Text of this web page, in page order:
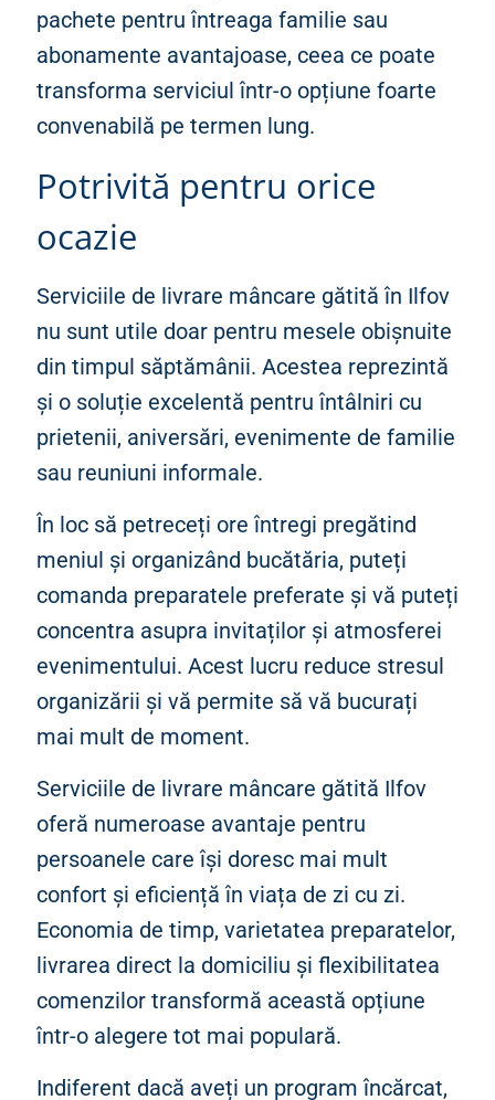
pachete pentru întreaga familie sau
abonamente avantajoase, ceea ce poate
transforma serviciul într-o opțiune foarte
convenabilă pe termen lung.
Potrivită pentru orice
ocazie
Serviciile de livrare mâncare gătită în Ilfov
nu sunt utile doar pentru mesele obișnuite
din timpul săptămânii. Acestea reprezintă
și o soluție excelentă pentru întâlniri cu
prietenii, aniversări, evenimente de familie
sau reuniuni informale.
În loc să petreceți ore întregi pregătind
meniul și organizând bucătăria, puteți
comanda preparatele preferate și vă puteți
concentra asupra invitaților și atmosferei
evenimentului. Acest lucru reduce stresul
organizării și vă permite să vă bucurați
mai mult de moment.
Serviciile de livrare mâncare gătită Ilfov
oferă numeroase avantaje pentru
persoanele care își doresc mai mult
confort și eficiență în viața de zi cu zi.
Economia de timp, varietatea preparatelor,
livrarea direct la domiciliu și flexibilitatea
comenzilor transformă această opțiune
într-o alegere tot mai populară.
Indiferent dacă aveți un program încărcat,